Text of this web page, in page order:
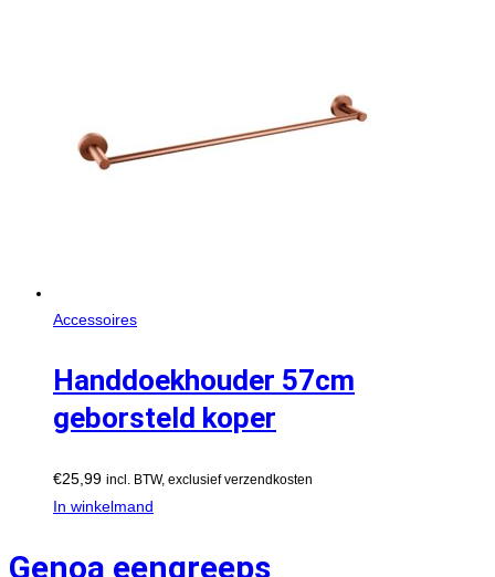
Accessoires
Handdoekhouder 57cm
geborsteld koper
€25,99 incl. BTW, exclusief verzendkosten
In winkelmand
Genoa eengreeps